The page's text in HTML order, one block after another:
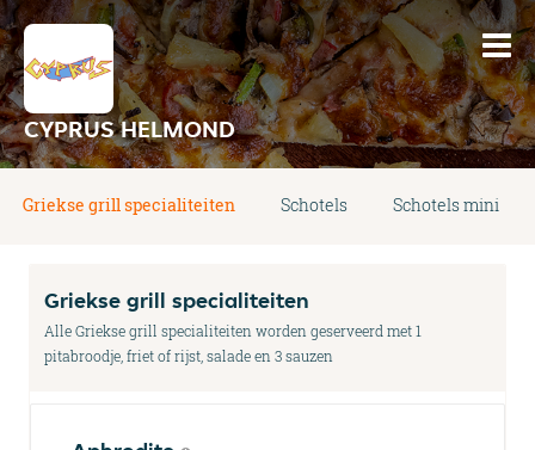
CYPRUS HELMOND
Griekse grill specialiteiten Schotels Schotels mini
Griekse grill specialiteiten
Alle Griekse grill specialiteiten worden geserveerd met 1
pitabroodje, friet of rijst, salade en 3 sauzen